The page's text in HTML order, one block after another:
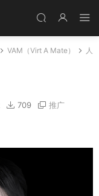
VAM（Virt A Mate）
人
709 推广